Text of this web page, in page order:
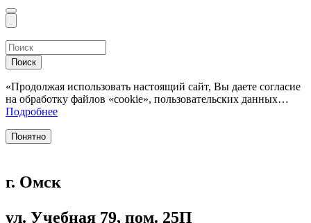
Поиск
«Продолжая использовать настоящий сайт, Вы даете согласие
на обработку файлов «cookie», пользовательских данных…
Подробнее
Понятно
г. Омск
ул. Учебная 79, пом. 25П